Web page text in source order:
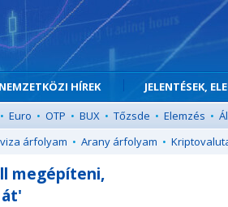
NEMZETKÖZI HÍREK JELENTÉSEK,
• Euro • OTP • BUX • Tőzsde • Elemzés •
árfolyam • Arany árfolyam •
megépíteni,